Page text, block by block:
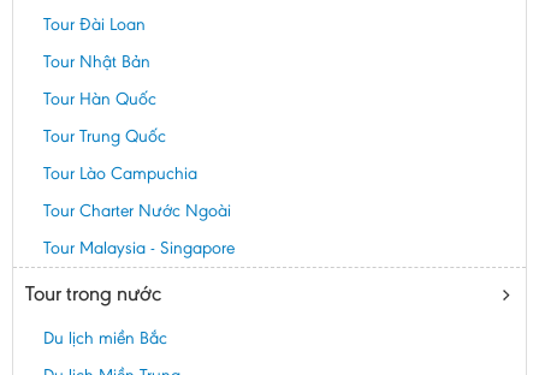
Tour Đài Loan
Tour Nhật Bản
Tour Hàn Quốc
Tour Trung Quốc
Tour Lào Campuchia
Tour Charter Nước Ngoài
Tour Malaysia - Singapore
Tour trong nước
Du lịch miền Bắc